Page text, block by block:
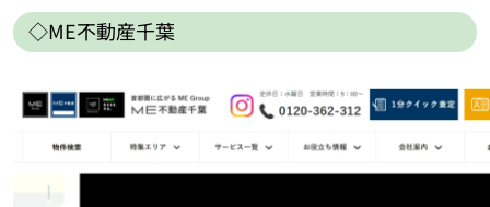
◇ME不動産千葉